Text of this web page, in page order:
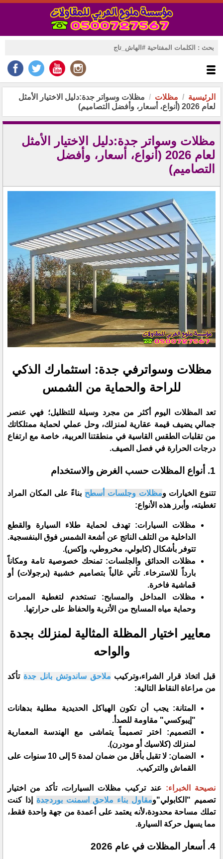
الرئيسية مظلات
مظلات وسواتر جدة:دليل الاختيار الأمثل
لعام 2026 (أنواع، أسعار، وأفضل التصاميم)
مظلات وسواتر جدة:دليل الاختيار الأمثل
لعام 2026 (أنواع، أسعار، وأفضل
التصاميم)
مظلات وسواترفي جدة: استثمارك الذكي
للراحة والحماية من الشمس
​تعد المظلات اليوم أكثر من مجرد وسيلة للتظليل؛ فهي عنصر
جمالي يضيف قيمة عقارية لمنزلك، وحل عملي لحماية ممتلكاتك
من تقلبات الطقس القاسية في منطقتنا العربية، خاصة مع ارتفاع
درجات الحرارة في فصل الصيف.
​1. أنواع المظلات حسب الغرض والاستخدام
​تتنوع الخيارات ومظلات وجلسات أسطح بناءً على المكان المراد
تغطيته، وأبرز هذه الأنواع:
​مظلات السيارات: تهدف لحماية طلاء السيارة والقطع
الداخلية من التلف الناتج عن أشعة الشمس فوق البنفسجية.
تتوفر بأشكال (كابولي، مخروطي، وإكس).
​مظلات الحدائق والجلسات: تمنحك خصوصية تامة ومكاناً
بارداً للاسترخاء. تأتي غالباً بتصاميم خشبية (برجولات) أو
قماشية فاخرة.
​مظلات المداخل والمسابح: تستخدم لتغطية الممرات
وحماية مياه المسابح من الأتربة والحفاظ على حرارتها.
معايير اختيار المظلة المثالية لمنزلك بجدة
والواحه
​قبل اتخاذ قرار الشراء،وتركيب ملاحق ساندوتش بانل جدة تأكد
من مراعاة النقاط التالية:
​المتانة: يجب أن تكون الهياكل الحديدية مطلية بدهانات
"إيبوكسي" مقاومة للصدأ.
​التصميم: اختر تصميماً يتماشى مع الهندسة المعمارية
لمنزلك (كلاسيك أو مودرن).
​الضمان: لا تقبل بأقل من ضمان لمدة 5 إلى 10 سنوات على
القماش والتركيب.
​نصيحة الخبراء: عند تركيب مظلات السيارات، تأكد من اختيار
تصميم "الكابولي"ومقاول بناء ملاحق اسمنت بوردجدة إذا كنت
تملك مساحة محدودة،لأنه يعتمد على أعمدة من جهة واحدة فقط،
مما يسهل حركة السيارة.
​4. أسعار المظلات في عام 2026